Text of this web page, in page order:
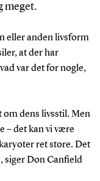
meget.
eller anden livsform
at der har
var det for nogle,
om dens livsstil. Men
– det kan vi være
ret store. Det
siger Don Canfield